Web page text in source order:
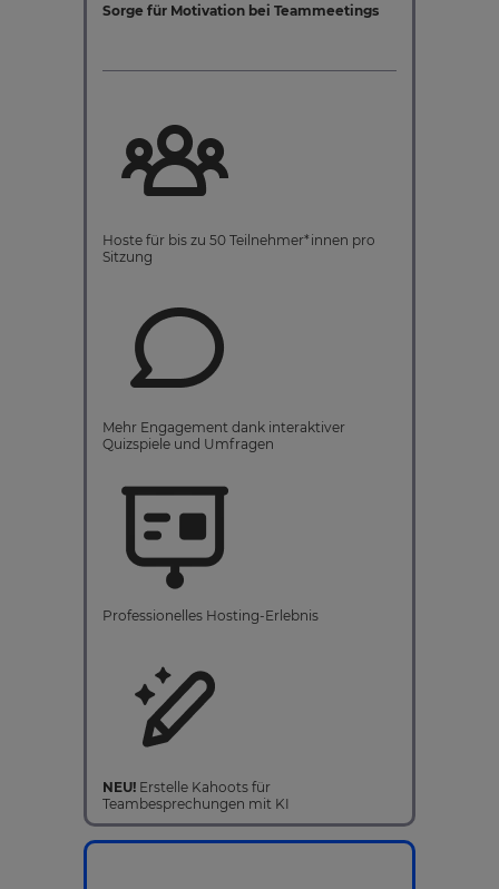
Sorge für Motivation bei Teammeetings
Hoste für bis zu 50 Teilnehmer*innen pro
Sitzung
Mehr Engagement dank interaktiver
Quizspiele und Umfragen
Professionelles Hosting-Erlebnis
NEU! Erstelle Kahoots für
Teambesprechungen mit KI